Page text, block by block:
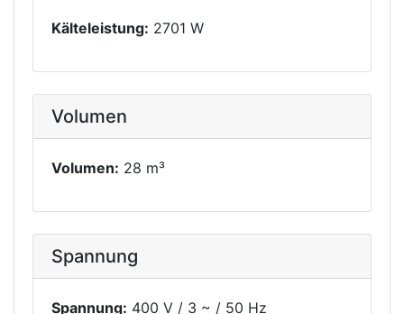
Kälteleistung: 2701 W
Volumen
Volumen: 28 m³
Spannung
Spannung: 400 V / 3 ~ / 50 Hz